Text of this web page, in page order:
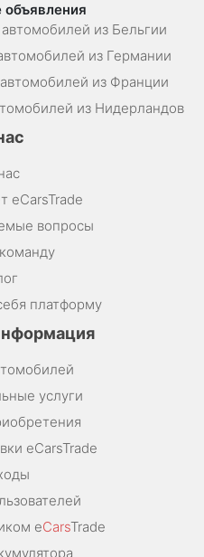
из Бельгии
из Германии
из Франции
из Нидерландов
eCarsTrade
вопросы
платформу
услуги
eCarsTrade
eCarsTrade